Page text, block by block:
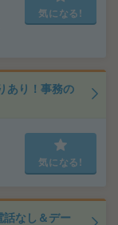
気になる!
あり！事務の
気になる!
話なし＆デー